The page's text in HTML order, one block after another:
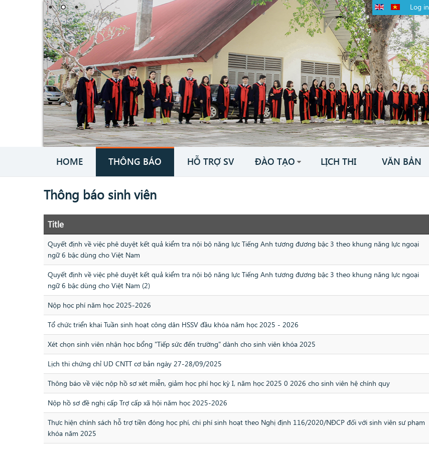
Log in
HOME THÔNG BÁO HỖ TRỢ SV ĐÀO TẠO LỊCH THI VĂN BẢN
Thông báo sinh viên
Title
Quyết định về việc phê duyệt kết quả kiểm tra nội bộ năng lực Tiếng Anh tương đương bậc 3 theo khung năng lực ngoại
ngữ 6 bậc dùng cho Việt Nam
Quyết định về việc phê duyệt kết quả kiểm tra nội bộ năng lực Tiếng Anh tương đương bậc 3 theo khung năng lực ngoại
ngữ 6 bậc dùng cho Việt Nam (2)
Nộp học phí năm học 2025-2026
Tổ chức triển khai Tuần sinh hoạt công dân HSSV đầu khóa năm học 2025 - 2026
Xét chọn sinh viên nhận học bổng "Tiếp sức đến trường" dành cho sinh viên khóa 2025
Lịch thi chứng chỉ UD CNTT cơ bản ngày 27-28/09/2025
Thông báo về việc nộp hồ sơ xét miễn, giảm học phí học kỳ I, năm học 2025 0 2026 cho sinh viên hệ chính quy
Nộp hồ sơ đề nghị cấp Trợ cấp xã hội năm học 2025-2026
Thực hiện chính sách hỗ trợ tiền đóng học phí, chi phí sinh hoạt theo Nghị định 116/2020/NĐCP đối với sinh viên sư phạm
khóa năm 2025